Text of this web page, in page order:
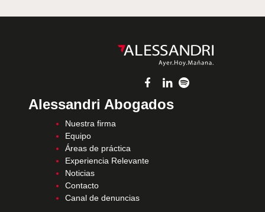
Alessandri Abogados
Nuestra firma
Equipo
Áreas de práctica
Experiencia Relevante
Noticias
Contacto
Canal de denuncias